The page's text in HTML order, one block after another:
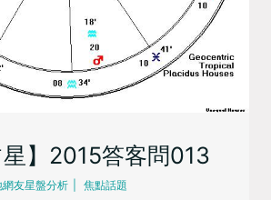
星】2015答客問013
網友星盤分析 焦點話題